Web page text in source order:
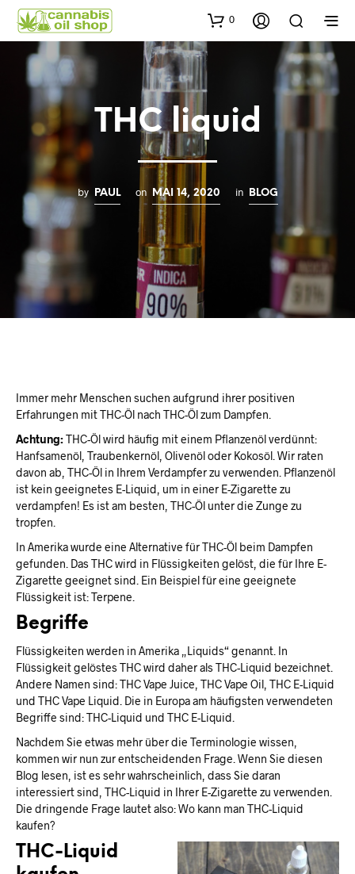
0
THC liquid
by PAUL on MAI 14, 2020 in BLOG
Immer mehr Menschen suchen aufgrund ihrer positiven
Erfahrungen mit THC-Öl nach THC-Öl zum Dampfen.
Achtung:THC-Öl wird häufig mit einem Pflanzenöl verdünnt:
Hanfsamenöl, Traubenkernöl, Olivenöl oder Kokosöl. Wir raten
davon ab, THC-Öl in Ihrem Verdampfer zu verwenden. Pflanzenöl
ist kein geeignetes E-Liquid, um in einer E-Zigarette zu
verdampfen! Es ist am besten, THC-Öl unter die Zunge zu
tropfen.
In Amerika wurde eine Alternative für THC-Öl beim Dampfen
gefunden. Das THC wird in Flüssigkeiten gelöst, die für Ihre E-
Zigarette geeignet sind. Ein Beispiel für eine geeignete
Flüssigkeit ist: Terpene.
Begriffe
Flüssigkeiten werden in Amerika „Liquids“ genannt. In
Flüssigkeit gelöstes THC wird daher als THC-Liquid bezeichnet.
Andere Namen sind: THC Vape Juice, THC Vape Oil, THC E-Liquid
und THC Vape Liquid. Die in Europa am häufigsten verwendeten
Begriffe sind: THC-Liquid und THC E-Liquid.
Nachdem Sie etwas mehr über die Terminologie wissen,
kommen wir nun zur entscheidenden Frage. Wenn Sie diesen
Blog lesen, ist es sehr wahrscheinlich, dass Sie daran
interessiert sind, THC-Liquid in Ihrer E-Zigarette zu verwenden.
Die dringende Frage lautet also: Wo kann man THC-Liquid
kaufen?
THC-Liquid